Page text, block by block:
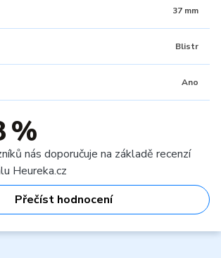
37 mm
Blistr
Ano
%
nás doporučuje na základě recenzí
Heureka.cz
Přečíst hodnocení